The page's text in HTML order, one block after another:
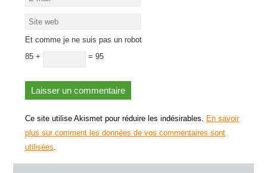
Et comme je ne suis pas un robot
85 +
= 95
Ce site utilise Akismet pour réduire les indésirables. En savoir
plus sur comment les données de vos commentaires sont
utilisées.